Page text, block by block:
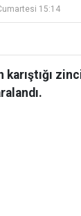
15:14
karıştığı